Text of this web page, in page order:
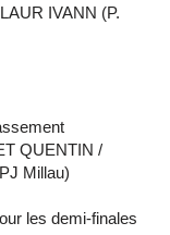
IVANN (P.
QUENTIN /
Millau)
les demi-finales